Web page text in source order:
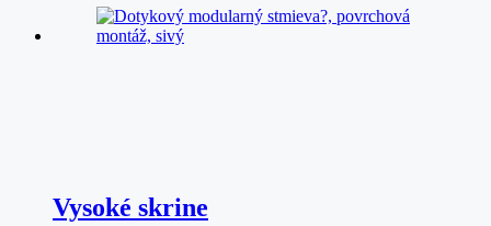
Vysoké skrine